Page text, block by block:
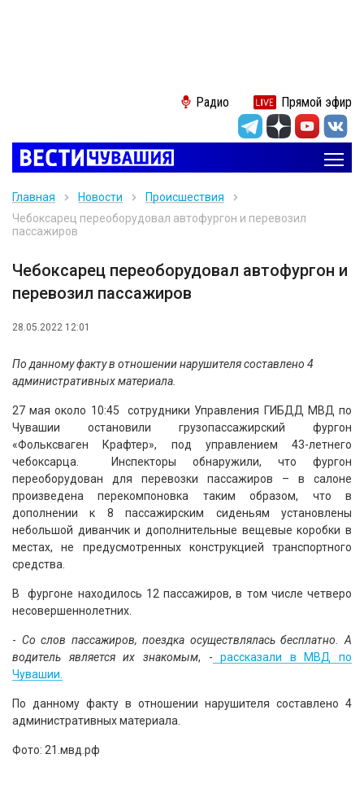
Радио Прямой эфир
Главная Новости
Происшествия
Чебоксарец переоборудовал автофургон и перевозил
пассажиров
Чебоксарец переоборудовал автофургон и
перевозил пассажиров
28.05.2022 12:01
По данному факту в отношении нарушителя составлено 4
административных материала.
27 мая около 10:45 сотрудники Управления ГИБДД МВД по
Чувашии остановили грузопассажирский фургон
«Фольксваген Крафтер», под управлением 43-летнего
чебоксарца. Инспекторы обнаружили, что фургон
переоборудован для перевозки пассажиров – в салоне
произведена перекомпоновка таким образом, что в
дополнении к 8 пассажирским сиденьям установлены
небольшой диванчик и дополнительные вещевые коробки в
местах, не предусмотренных конструкцией транспортного
средства.
В фургоне находилось 12 пассажиров, в том числе четверо
несовершеннолетних.
- Со слов пассажиров, поездка осуществлялась бесплатно. А
водитель является их знакомым, - рассказали в МВД по
Чувашии.
По данному факту в отношении нарушителя составлено 4
административных материала.
Фото: 21.мвд.рф